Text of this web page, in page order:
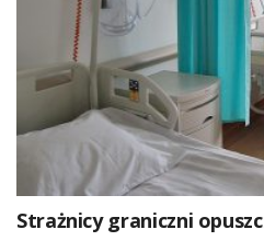
Strażnicy graniczni